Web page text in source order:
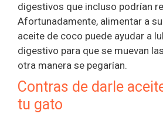
digestivos que incluso podrían
Afortunadamente, alimentar a
aceite de coco puede ayudar a
digestivo para que se muevan
otra manera se pegarían.
Contras de darle
tu gato